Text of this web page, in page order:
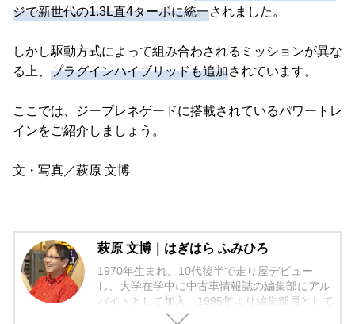
ジで新世代の1.3L直4ターボに統一されました。
しかし駆動方式によって組み合わされるミッションが異な
る上、 プラグインハイブリッドも追加されています。
ここでは、ジープレネゲードに搭載されているパワートレ
インをご紹介しましょう。
文・写真／萩原 文博
萩原 文博｜はぎはら ふみひろ
1970年生まれ。10代後半で走り屋デビュー
し、大学在学中に中古車情報誌の編集部にアル
バイトとして加入。1995年より編集部員として
編集作業に本格的に携わる。中古車の流通、販